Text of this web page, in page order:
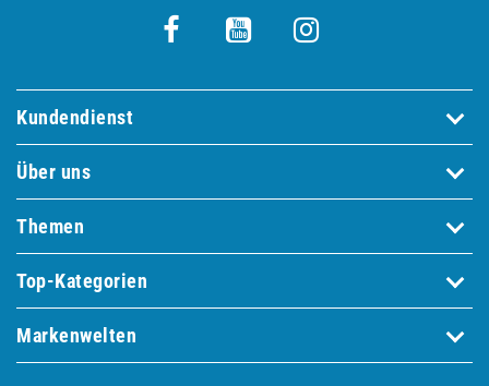
Kundendienst
Über uns
Themen
Top-Kategorien
Markenwelten